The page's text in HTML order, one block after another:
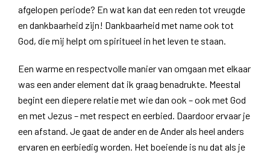
afgelopen periode? En wat kan dat een reden tot vreugde
en dankbaarheid zijn! Dankbaarheid met name ook tot
God, die mij helpt om spiritueel in het leven te staan.
Een warme en respectvolle manier van omgaan met elkaar
was een ander element dat ik graag benadrukte. Meestal
begint een diepere relatie met wie dan ook – ook met God
en met Jezus – met respect en eerbied. Daardoor ervaar je
een afstand. Je gaat de ander en de Ander als heel anders
ervaren en eerbiedig worden. Het boeiende is nu dat als je